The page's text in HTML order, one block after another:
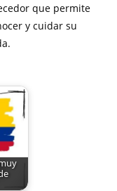
que permite
y cuidar su